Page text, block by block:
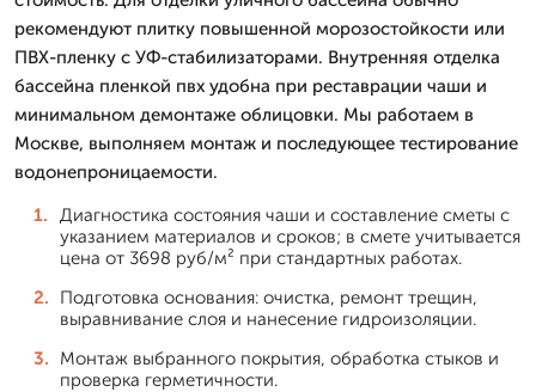
рекомендуют плитку повышенной морозостойкости или
ПВХ-пленку с УФ-стабилизаторами. Внутренняя отделка
бассейна пленкой пвх удобна при реставрации чаши и
минимальном демонтаже облицовки. Мы работаем в
Москве, выполняем монтаж и последующее тестирование
водонепроницаемости.
Диагностика состояния чаши и составление сметы с
указанием материалов и сроков; в смете учитывается
цена от 3698 руб/м² при стандартных работах.
Подготовка основания: очистка, ремонт трещин,
выравнивание слоя и нанесение гидроизоляции.
Монтаж выбранного покрытия, обработка стыков и
проверка герметичности.